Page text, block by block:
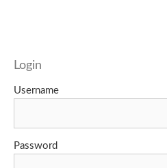
Login
Username
Password